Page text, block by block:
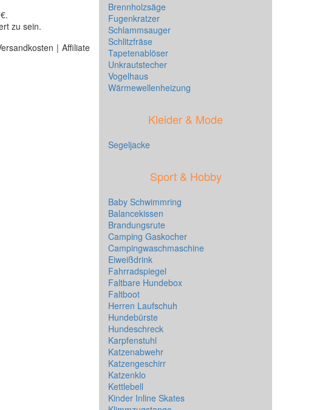
zu sein.
| Affiliate
Brennholzsäge
Fugenkratzer
Schlammsauger
Schlitzfräse
Tapetenablöser
Unkrautstecher
Vogelhaus
Wärmewellenheizung
Kleider & Mode
Segeljacke
Sport & Hobby
Baby Schwimmring
Balancekissen
Brandungsrute
Camping Gaskocher
Campingwaschmaschine
Eiweißdrink
Fahrradspiegel
Faltbare Hundebox
Faltboot
Herren Laufschuh
Hundebürste
Hundeschreck
Karpfenstuhl
Katzenabwehr
Katzengeschirr
Katzenklo
Kettlebell
Kinder Inline Skates